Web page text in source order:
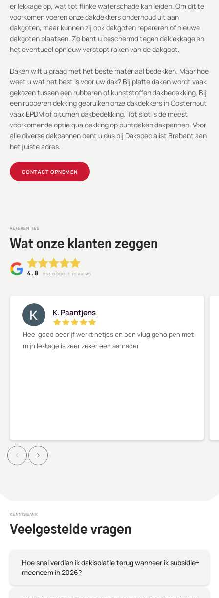
er lekkage op, wat tot flinke waterschade kan leiden. Om dit te
voorkomen voeren onze dakdekkers onderhoud uit aan
dakgoten, maar kunnen zij ook dakgoten repareren of nieuwe
dakgoten plaatsen. Zo bent u beschermd tegen daklekkage en
het eventueel opnieuw verstopt raken van de dakgoot.
Daken wilt u graag met het beste materiaal bedekken. Maar hoe
weet u wat het best is voor uw dak? Bij platte daken wordt vaak
gekozen tussen een rubberen of kunststoffen dakbedekking. Bij
een rubberen dekking gebruiken onze dakdekkers in Oosterhout
vaak EPDM of bitumen dakbedekking. Tot slot is de meest
voorkomende optie qua dekking op puntdaken dakpannen. Voor
alle diverse dakpannen bent u dus bij Dakspecialist Brabant aan
het juiste adres.
CONTACT OPNEMEN
REFERENTIES
Wat onze klanten zeggen
4.8 293 GOOGLE REVIEWS
K. Paantjens
Heel goed bedrijf werkt netjes en ben vlug geholpen met
mijn lekkage.is zeer zeker een aanrader
KENNISBANK
Veelgestelde vragen
Hoe snel verdien ik dakisolatie terug wanneer ik subsidie
meeneem in 2026?